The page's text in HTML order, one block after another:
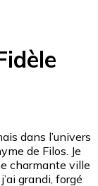
dans l’univers
de Filos. Je
charmante ville
grandi, forgé